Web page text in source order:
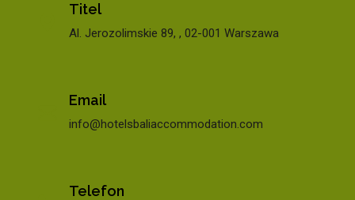
Titel
Al. Jerozolimskie 89, , 02-001 Warszawa
Email
info@hotelsbaliaccommodation.com
Telefon